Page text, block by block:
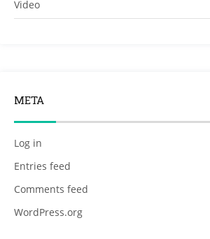
Video
META
Log in
Entries feed
Comments feed
WordPress.org